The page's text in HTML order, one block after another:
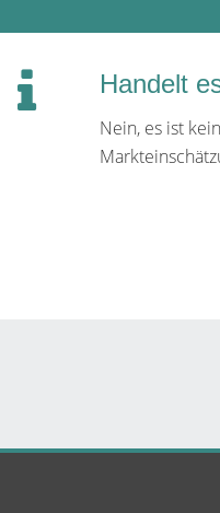
Handelt
Nein, es ist